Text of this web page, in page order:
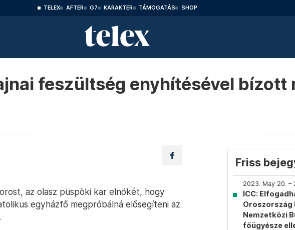
TELEX AFTER G7 KARAKTER TÁMOGATÁS SHOP
feszültség enyhítésével bízott
az olasz püspöki kar elnökét, hogy
egyházfő megpróbálná elősegíteni az
Friss
2023. May 20. –
ICC:
Oroszország
Nemzetközi
főügyésze